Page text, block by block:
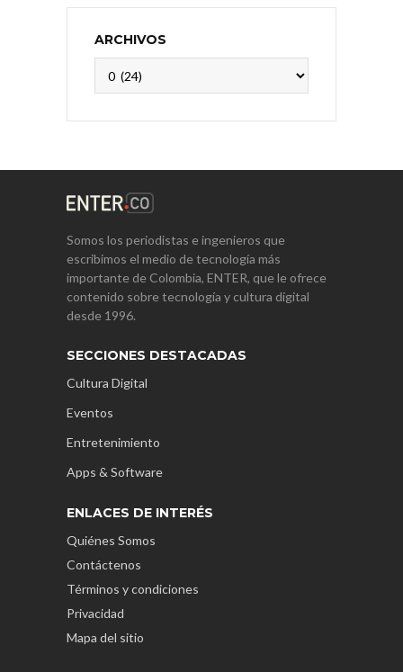
ARCHIVOS
Somos los periodistas e ingenieros que
escribimos el medio de tecnología más
importante de Colombia, ENTER, que le ofrece
contenido sobre tecnología y cultura digital
desde 1996.
SECCIONES DESTACADAS
Cultura Digital
Eventos
Entretenimiento
Apps & Software
ENLACES DE INTERÉS
Quiénes Somos
Contáctenos
Términos y condiciones
Privacidad
Mapa del sitio